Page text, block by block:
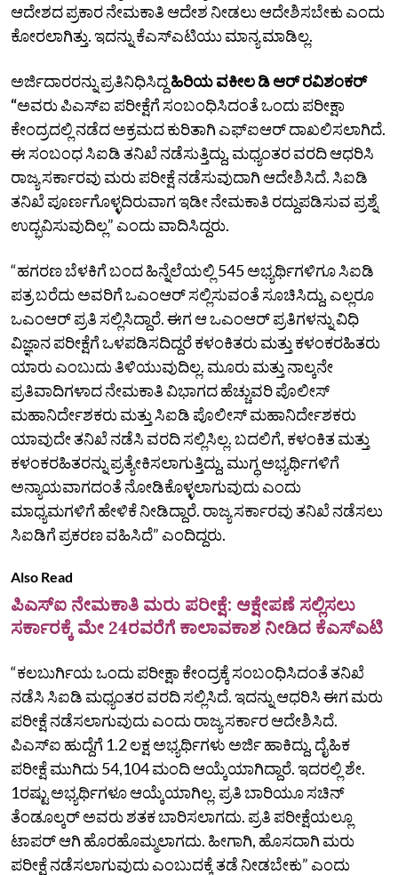
ಆದೇಶದ ಪ್ರಕಾರ ನೇಮಕಾತಿ ಆದೇಶ ನೀಡಲು ಆದೇಶಿಸಬೇಕು ಎಂದು
ಕೋರಲಾಗಿತ್ತು. ಇದನ್ನು ಕೆಎಸ್‌ಎಟಿಯು ಮಾನ್ಯ ಮಾಡಿಲ್ಲ.
ಅರ್ಜಿದಾರರನ್ನು ಪ್ರತಿನಿಧಿಸಿದ್ದಹಿರಿಯ ವಕೀಲ ಡಿ ಆರ್‌ ರವಿಶಂಕರ್
“ಅವರು ಪಿಎಸ್‌ಐ ಪರೀಕ್ಷೆಗೆ ಸಂಬಂಧಿಸಿದಂತೆ ಒಂದು ಪರೀಕ್ಷಾ
ಕೇಂದ್ರದಲ್ಲಿ ನಡೆದ ಅಕ್ರಮದ ಕುರಿತಾಗಿ ಎಫ್‌ಐಆರ್‌ ದಾಖಲಿಸಲಾಗಿದೆ.
ಈ ಸಂಬಂಧ ಸಿಐಡಿ ತನಿಖೆ ನಡೆಸುತ್ತಿದ್ದು, ಮಧ್ಯಂತರ ವರದಿ ಆಧರಿಸಿ
ರಾಜ್ಯ ಸರ್ಕಾರವು ಮರು ಪರೀಕ್ಷೆ ನಡೆಸುವುದಾಗಿ ಆದೇಶಿಸಿದೆ. ಸಿಐಡಿ
ತನಿಖೆ ಪೂರ್ಣಗೊಳ್ಳದಿರುವಾಗ ಇಡೀ ನೇಮಕಾತಿ ರದ್ದುಪಡಿಸುವ ಪ್ರಶ್ನೆ
ಉದ್ಭವಿಸುವುದಿಲ್ಲ” ಎಂದು ವಾದಿಸಿದ್ದರು.
“ಹಗರಣ ಬೆಳಕಿಗೆ ಬಂದ ಹಿನ್ನೆಲೆಯಲ್ಲಿ 545 ಅಭ್ಯರ್ಥಿಗಳಿಗೂ ಸಿಐಡಿ
ಪತ್ರ ಬರೆದು ಅವರಿಗೆ ಒಎಂಆರ್‌ ಸಲ್ಲಿಸುವಂತೆ ಸೂಚಿಸಿದ್ದು, ಎಲ್ಲರೂ
ಒಎಂಆರ್‌ ಪ್ರತಿ ಸಲ್ಲಿಸಿದ್ದಾರೆ. ಈಗ ಆ ಒಎಂಆರ್‌ ಪ್ರತಿಗಳನ್ನು ವಿಧಿ
ವಿಜ್ಞಾನ ಪರೀಕ್ಷೆಗೆ ಒಳಪಡಿಸದಿದ್ದರೆ ಕಳಂಕಿತರು ಮತ್ತು ಕಳಂಕರಹಿತರು
ಯಾರು ಎಂಬುದು ತಿಳಿಯುವುದಿಲ್ಲ. ಮೂರು ಮತ್ತು ನಾಲ್ಕನೇ
ಪ್ರತಿವಾದಿಗಳಾದ ನೇಮಕಾತಿ ವಿಭಾಗದ ಹೆಚ್ಚುವರಿ ಪೊಲೀಸ್‌
ಮಹಾನಿರ್ದೇಶಕರು ಮತ್ತು ಸಿಐಡಿ ಪೊಲೀಸ್‌ ಮಹಾನಿರ್ದೇಶಕರು
ಯಾವುದೇ ತನಿಖೆ ನಡೆಸಿ ವರದಿ ಸಲ್ಲಿಸಿಲ್ಲ. ಬದಲಿಗೆ, ಕಳಂಕಿತ ಮತ್ತು
ಕಳಂಕರಹಿತರನ್ನು ಪ್ರತ್ಯೇಕಿಸಲಾಗುತ್ತಿದ್ದು, ಮುಗ್ಧ ಅಭ್ಯರ್ಥಿಗಳಿಗೆ
ಅನ್ಯಾಯವಾಗದಂತೆ ನೋಡಿಕೊಳ್ಳಲಾಗುವುದು ಎಂದು
ಮಾಧ್ಯಮಗಳಿಗೆ ಹೇಳಿಕೆ ನೀಡಿದ್ದಾರೆ. ರಾಜ್ಯ ಸರ್ಕಾರವು ತನಿಖೆ ನಡೆಸಲು
ಸಿಐಡಿಗೆ ಪ್ರಕರಣ ವಹಿಸಿದೆ” ಎಂದಿದ್ದರು.
Also Read
ಪಿಎಸ್‌ಐ ನೇಮಕಾತಿ ಮರು ಪರೀಕ್ಷೆ: ಆಕ್ಷೇಪಣೆ ಸಲ್ಲಿಸಲು
ಸರ್ಕಾರಕ್ಕೆ ಮೇ 24ರವರೆಗೆ ಕಾಲಾವಕಾಶ ನೀಡಿದ ಕೆಎಸ್‌ಎಟಿ
“ಕಲಬುರ್ಗಿಯ ಒಂದು ಪರೀಕ್ಷಾ ಕೇಂದ್ರಕ್ಕೆ ಸಂಬಂಧಿಸಿದಂತೆ ತನಿಖೆ
ನಡೆಸಿ ಸಿಐಡಿ ಮಧ್ಯಂತರ ವರದಿ ಸಲ್ಲಿಸಿದೆ. ಇದನ್ನು ಆಧರಿಸಿ ಈಗ ಮರು
ಪರೀಕ್ಷೆ ನಡೆಸಲಾಗುವುದು ಎಂದು ರಾಜ್ಯ ಸರ್ಕಾರ ಆದೇಶಿಸಿದೆ.
ಪಿಎಸ್‌ಐ ಹುದ್ದೆಗೆ 1.2 ಲಕ್ಷ ಅಭ್ಯರ್ಥಿಗಳು ಅರ್ಜಿ ಹಾಕಿದ್ದು, ದೈಹಿಕ
ಪರೀಕ್ಷೆ ಮುಗಿದು 54,104 ಮಂದಿ ಆಯ್ಕೆಯಾಗಿದ್ದಾರೆ. ಇದರಲ್ಲಿ ಶೇ.
1ರಷ್ಟು ಅಭ್ಯರ್ಥಿಗಳೂ ಆಯ್ಕೆಯಾಗಿಲ್ಲ. ಪ್ರತಿ ಬಾರಿಯೂ ಸಚಿನ್‌
ತೆಂಡೂಲ್ಕರ್‌ ಅವರು ಶತಕ ಬಾರಿಸಲಾಗದು. ಪ್ರತಿ ಪರೀಕ್ಷೆಯಲ್ಲೂ
ಟಾಪರ್‌ ಆಗಿ ಹೊರಹೊಮ್ಮಲಾಗದು. ಹೀಗಾಗಿ, ಹೊಸದಾಗಿ ಮರು
ಪರೀಕ್ಷೆ ನಡೆಸಲಾಗುವುದು ಎಂಬುದಕ್ಕೆ ತಡೆ ನೀಡಬೇಕು” ಎಂದು